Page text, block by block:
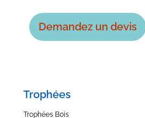
Demandez un devis
Trophées
Trophées Bois